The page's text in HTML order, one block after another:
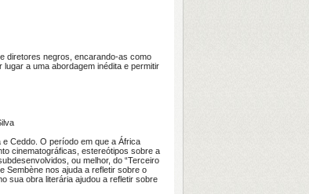
diretores negros, encarando-as como
a uma abordagem inédita e permitir
Ceddo. O período em que a África
cinematográficas, estereótipos sobre a
ou melhor, do “Terceiro
Sembène nos ajuda a refletir sobre o
sua obra literária ajudou a refletir sobre